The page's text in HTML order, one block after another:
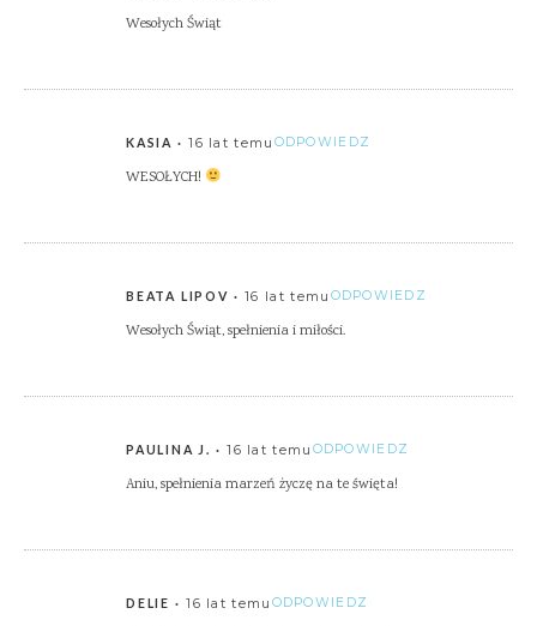
Wesołych Świąt
KASIA 16 lat temu ODPOWIEDZ
WESOŁYCH!
BEATA LIPOV 16 lat temu ODPOWIEDZ
Wesołych Świąt, spełnienia i miłości.
PAULINA J. 16 lat temu ODPOWIEDZ
Aniu, spełnienia marzeń życzę na te święta!
DELIE 16 lat temu ODPOWIEDZ